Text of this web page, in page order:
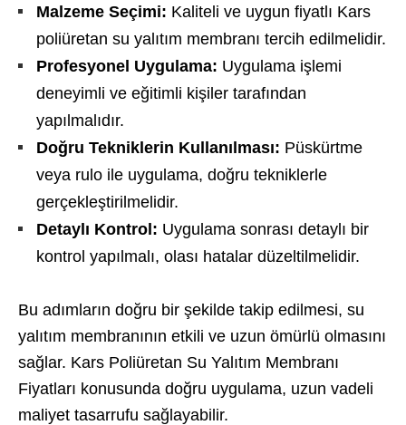
Malzeme Seçimi: Kaliteli ve uygun fiyatlı Kars
poliüretan su yalıtım membranı tercih edilmelidir.
Profesyonel Uygulama: Uygulama işlemi
deneyimli ve eğitimli kişiler tarafından
yapılmalıdır.
Doğru Tekniklerin Kullanılması: Püskürtme
veya rulo ile uygulama, doğru tekniklerle
gerçekleştirilmelidir.
Detaylı Kontrol: Uygulama sonrası detaylı bir
kontrol yapılmalı, olası hatalar düzeltilmelidir.
Bu adımların doğru bir şekilde takip edilmesi, su
yalıtım membranının etkili ve uzun ömürlü olmasını
sağlar. Kars Poliüretan Su Yalıtım Membranı
Fiyatları konusunda doğru uygulama, uzun vadeli
maliyet tasarrufu sağlayabilir.